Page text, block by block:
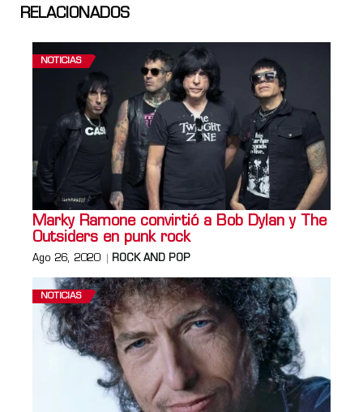
RELACIONADOS
NOTICIAS
Marky Ramone convirtió a Bob Dylan y The
Outsiders en punk rock
Ago 26, 2020 ROCK AND POP
NOTICIAS